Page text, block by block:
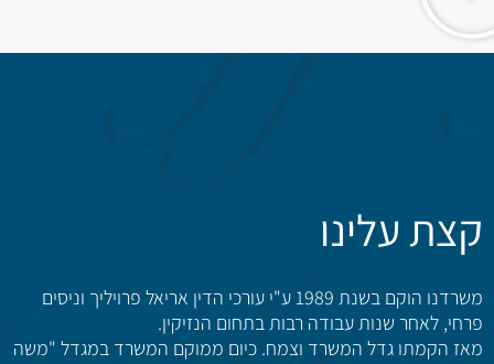
קצת עלינו
משרדנו הוקם בשנת 1989 ע"י עורכי הדין אריאל פרויליך וניסים
פרחי, לאחר שנות עבודה רבות בתחום הנזיקין.
מאז הקמתו גדל המשרד וצמח. כיום ממוקם המשרד במגדל "משה